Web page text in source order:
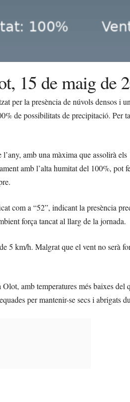
15 de maig de
per la presència de núvols densos i
de possibilitats de precipitació. Per
amb una màxima que assolirà
amb l’alta humitat del 100%, pot
com a “52”, indicant la presència
força tancat al llarg de la jornada.
5 km/h. Malgrat que el vent no serà
amb temperatures més baixes del
per mantenir-se secs i abrigats